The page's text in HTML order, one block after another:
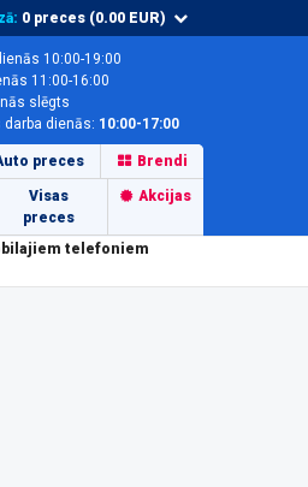
0 preces (0.00 EUR)
10:00-19:00
11:00-16:00
slēgts
darba dienās: 10:00-17:00
preces Brendi
Visas
preces
Akcijas
telefoniem